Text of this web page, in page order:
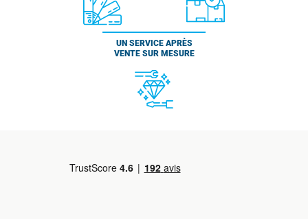
UN SERVICE APRÈS
VENTE SUR MESURE